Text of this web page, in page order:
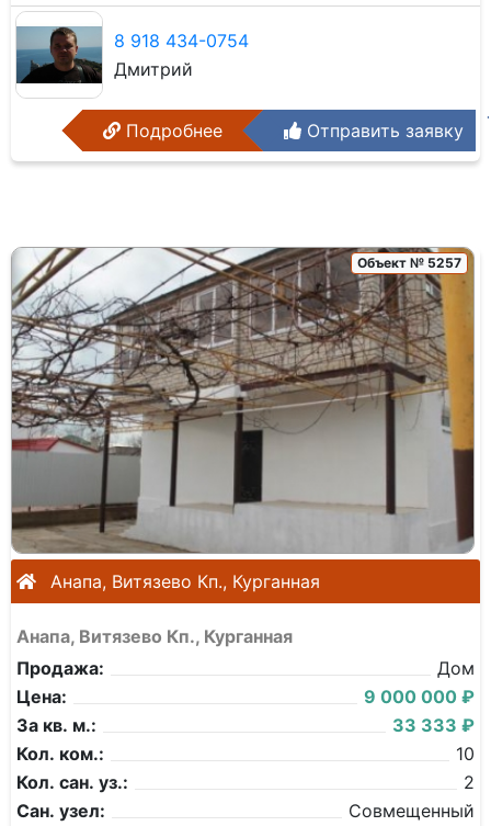
8 918 434-0754
Дмитрий
Подробнее Отправить заявку
Объект № 5257
Анапа, Витязево Кп., Курганная
Анапа, Витязево Кп., Курганная
Продажа:
Дом
Цена:
9 000 000 ₽
За кв. м.:
33 333 ₽
Кол. ком.:
10
Кол. сан. уз.:
2
Сан. узел:
Совмещенный